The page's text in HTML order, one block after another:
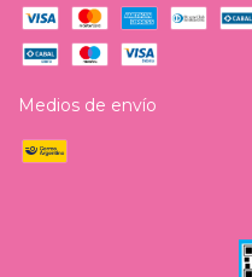
Medios de envío